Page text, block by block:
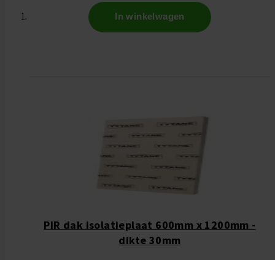
In winkelwagen
PIR dak isolatieplaat 600mm x 1200mm -
dikte 30mm